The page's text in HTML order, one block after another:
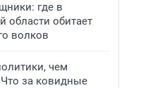
где в
области обитает
волков
чем
за ковидные